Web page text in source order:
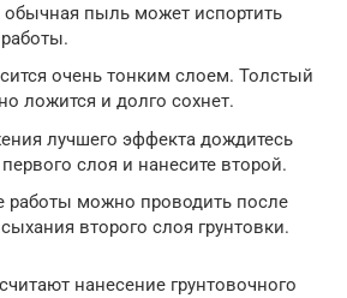
обычная пыль может испортить
очень тонким слоем. Толстый
ложится и долго сохнет.
лучшего эффекта дождитесь
слоя и нанесите второй.
работы можно проводить после
второго слоя грунтовки.
нанесение грунтовочного